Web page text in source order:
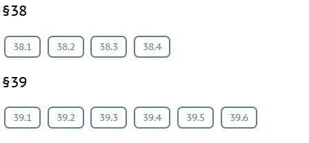
§38
38.1 38.2 38.3 38.4
§39
39.1 39.2 39.3 39.4 39.5 39.6